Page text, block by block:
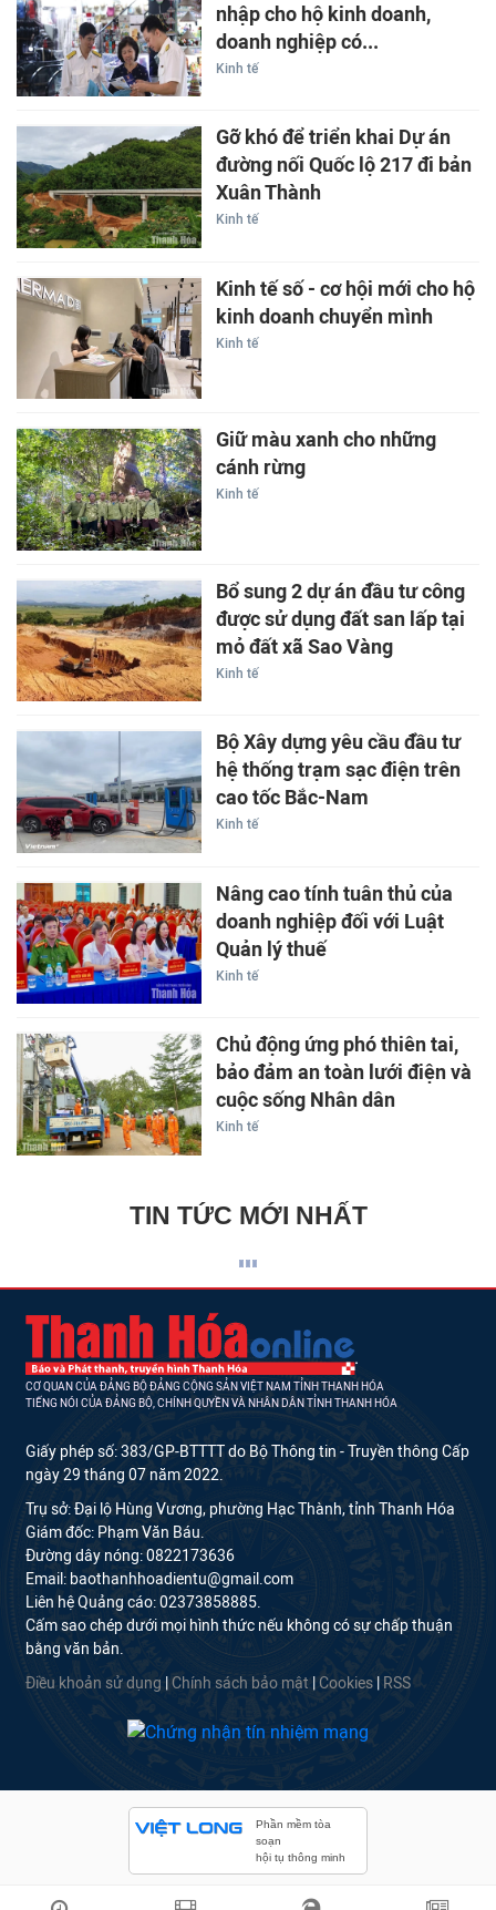
nhập cho hộ kinh doanh,
doanh nghiệp có...
Kinh tế
Gỡ khó để triển khai Dự án
đường nối Quốc lộ 217 đi bản
Xuân Thành
Kinh tế
Kinh tế số - cơ hội mới cho hộ
kinh doanh chuyển mình
Kinh tế
Giữ màu xanh cho những
cánh rừng
Kinh tế
Bổ sung 2 dự án đầu tư công
được sử dụng đất san lấp tại
mỏ đất xã Sao Vàng
Kinh tế
Bộ Xây dựng yêu cầu đầu tư
hệ thống trạm sạc điện trên
cao tốc Bắc-Nam
Kinh tế
Nâng cao tính tuân thủ của
doanh nghiệp đối với Luật
Quản lý thuế
Kinh tế
Chủ động ứng phó thiên tai,
bảo đảm an toàn lưới điện và
cuộc sống Nhân dân
Kinh tế
TIN TỨC MỚI NHẤT
CƠ QUAN CỦA ĐẢNG BỘ ĐẢNG CỘNG SẢN VIỆT NAM TỈNH THANH HÓA
TIẾNG NÓI CỦA ĐẢNG BỘ, CHÍNH QUYỀN VÀ NHÂN DÂN TỈNH THANH HÓA
Giấy phép số: 383/GP-BTTTT do Bộ Thông tin - Truyền thông Cấp
ngày 29 tháng 07 năm 2022.
Trụ sở: Đại lộ Hùng Vương, phường Hạc Thành, tỉnh Thanh Hóa
Giám đốc: Phạm Văn Báu.
Đường dây nóng: 0822173636
Email: baothanhhoadientu@gmail.com
Liên hệ Quảng cáo: 02373858885.
Cấm sao chép dưới mọi hình thức nếu không có sự chấp thuận
bằng văn bản.
Điều khoản sử dụng Chính sách bảo mật Cookies RSS
Phần mềm tòa
soạn
hội tụ thông minh